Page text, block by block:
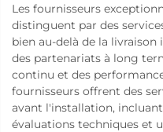
Les fournisseurs
distinguent par des
bien au-delà de la
des partenariats à long
continu et des
fournisseurs offrent des
avant l'installation,
évaluations techniques et